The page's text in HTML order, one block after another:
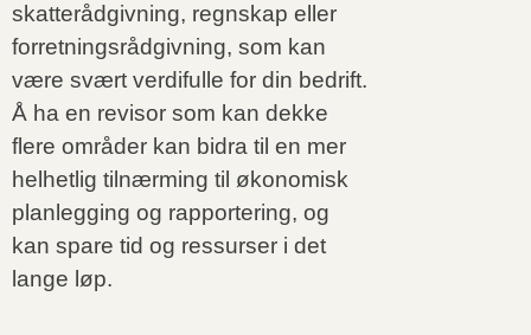
skatterådgivning, regnskap eller
forretningsrådgivning, som kan
være svært verdifulle for din bedrift.
Å ha en revisor som kan dekke
flere områder kan bidra til en mer
helhetlig tilnærming til økonomisk
planlegging og rapportering, og
kan spare tid og ressurser i det
lange løp.